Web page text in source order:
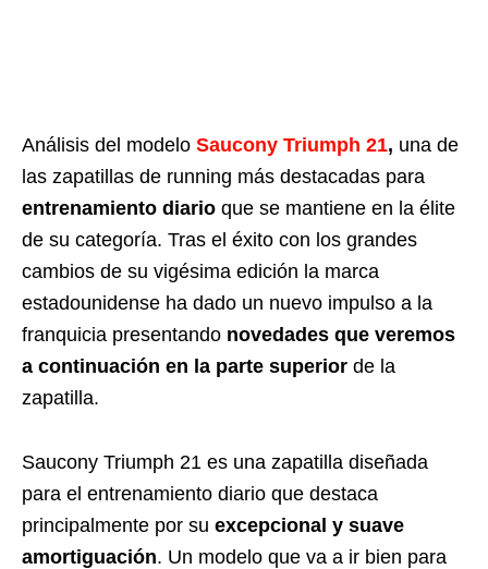
Análisis del modelo Saucony Triumph 21, una de
las zapatillas de running más destacadas para
entrenamiento diario que se mantiene en la élite
de su categoría. Tras el éxito con los grandes
cambios de su vigésima edición la marca
estadounidense ha dado un nuevo impulso a la
franquicia presentando novedades que veremos
a continuación en la parte superior de la
zapatilla.
Saucony Triumph 21 es una zapatilla diseñada
para el entrenamiento diario que destaca
principalmente por su excepcional y suave
amortiguación. Un modelo que va a ir bien para